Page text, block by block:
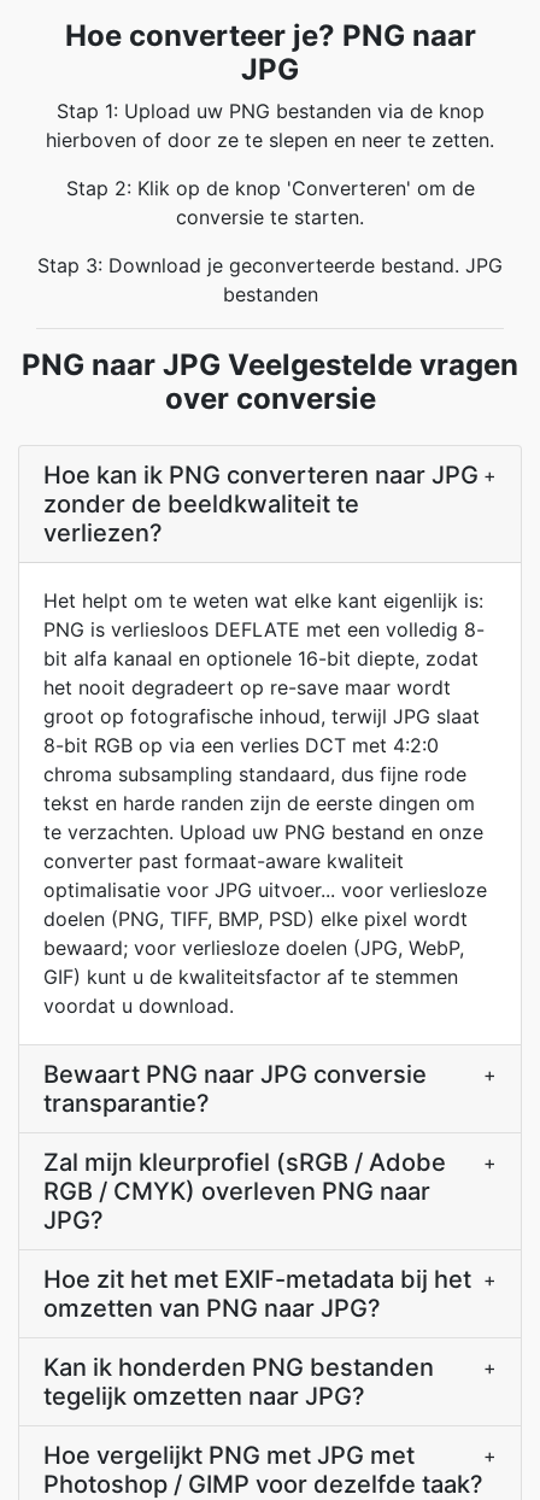
Hoe converteer je? PNG naar
JPG
Stap 1: Upload uw PNG bestanden via de knop
hierboven of door ze te slepen en neer te zetten.
Stap 2: Klik op de knop 'Converteren' om de
conversie te starten.
Stap 3: Download je geconverteerde bestand. JPG
bestanden
PNG naar JPG Veelgestelde vragen
over conversie
Hoe kan ik PNG converteren naar JPG
zonder de beeldkwaliteit te
verliezen?
+
Het helpt om te weten wat elke kant eigenlijk is:
PNG is verliesloos DEFLATE met een volledig 8-
bit alfa kanaal en optionele 16-bit diepte, zodat
het nooit degradeert op re-save maar wordt
groot op fotografische inhoud, terwijl JPG slaat
8-bit RGB op via een verlies DCT met 4:2:0
chroma subsampling standaard, dus fijne rode
tekst en harde randen zijn de eerste dingen om
te verzachten. Upload uw PNG bestand en onze
converter past formaat-aware kwaliteit
optimalisatie voor JPG uitvoer... voor verliesloze
doelen (PNG, TIFF, BMP, PSD) elke pixel wordt
bewaard; voor verliesloze doelen (JPG, WebP,
GIF) kunt u de kwaliteitsfactor af te stemmen
voordat u download.
Bewaart PNG naar JPG conversie
transparantie?
+
Zal mijn kleurprofiel (sRGB / Adobe
RGB / CMYK) overleven PNG naar
JPG?
+
Hoe zit het met EXIF-metadata bij het
omzetten van PNG naar JPG?
+
Kan ik honderden PNG bestanden
tegelijk omzetten naar JPG?
+
Hoe vergelijkt PNG met JPG met
Photoshop / GIMP voor dezelfde taak?
+